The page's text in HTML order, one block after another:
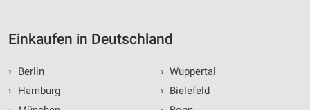
Einkaufen in Deutschland
›
Berlin
›
Hamburg
› Wuppertal
› Bielefeld
Verwendung reduzierter Daten zur Auswahl von
Inhalten